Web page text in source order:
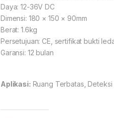
Daya: 12-36V DC
Dimensi: 180 × 150 × 90mm
Berat: 1.6kg
Persetujuan: CE, sertifikat bukti
Garansi: 12 bulan
Aplikasi: Ruang Terbatas,